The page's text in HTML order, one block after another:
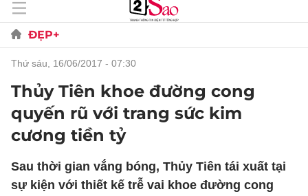
ĐẸP+
thứ sáu, 16/06/2017 - 07:30
Thủy Tiên khoe đường cong
quyến rũ với trang sức kim
cương tiền tỷ
Sau thời gian vắng bóng, Thủy Tiên tái xuất tại
sự kiện với thiết kế trễ vai khoe đường cong